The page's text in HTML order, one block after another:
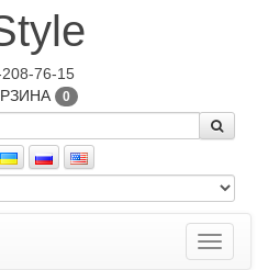
76-15
0
Toggle